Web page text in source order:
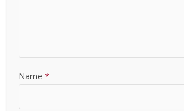
Name *